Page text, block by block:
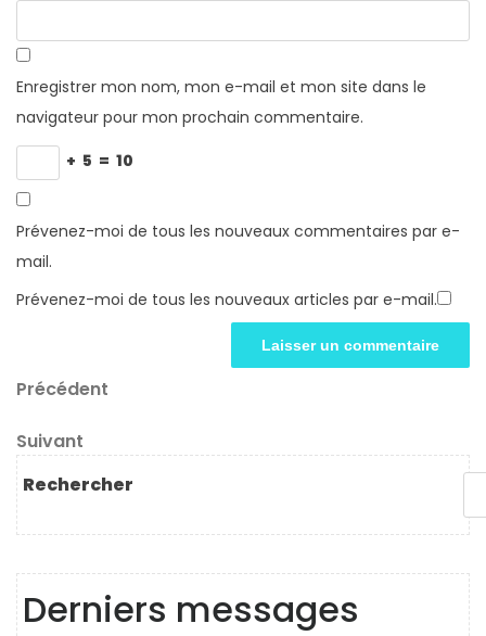
Enregistrer mon nom, mon e-mail et mon site dans le
navigateur pour mon prochain commentaire.
+ 5 = 10
Prévenez-moi de tous les nouveaux commentaires par e-
mail.
Prévenez-moi de tous les nouveaux articles par e-mail.
Navigation
de
l’article
Article
Précédent
Article
suivant
Suivant
Rechercher
Derniers messages